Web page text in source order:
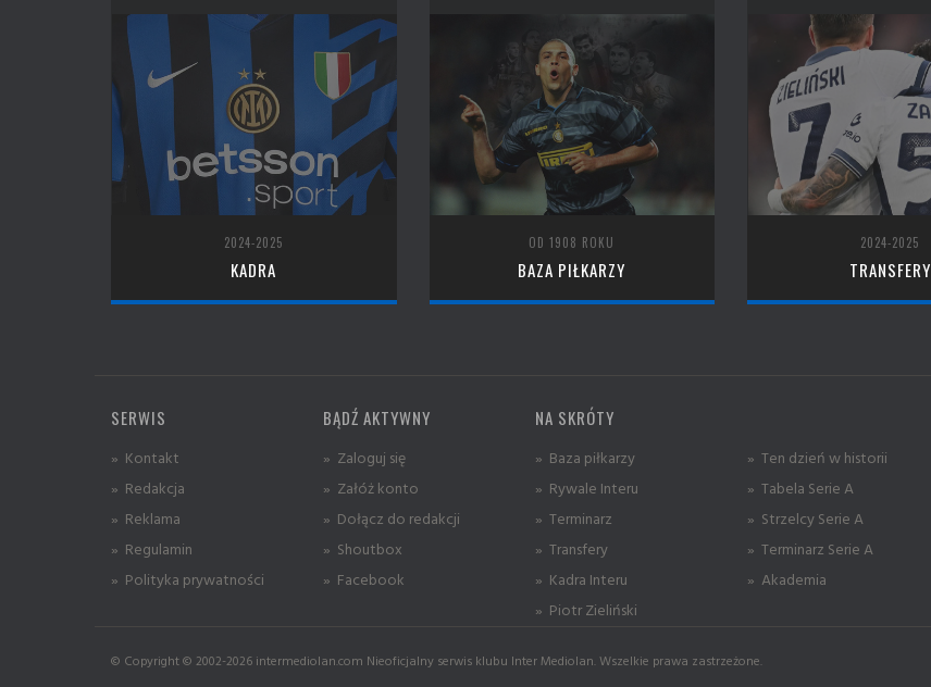
2024-2025
KADRA
OD 1908 ROKU
BAZA PIŁKARZY
2024-2025
TRANSFERY
SERWIS
» Kontakt
» Redakcja
» Reklama
» Regulamin
» Polityka prywatności
BĄDŹ AKTYWNY
» Zaloguj się
» Załóż konto
» Dołącz do redakcji
» Shoutbox
» Facebook
NA SKRÓTY
» Baza piłkarzy
» Rywale Interu
» Terminarz
» Transfery
» Kadra Interu
» Piotr Zieliński
» Ten dzień w historii
» Tabela Serie A
» Strzelcy Serie A
» Terminarz Serie A
» Akademia
© Copyright © 2002-2026 intermediolan.com Nieoficjalny serwis klubu Inter Mediolan. Wszelkie prawa zastrzeżone.